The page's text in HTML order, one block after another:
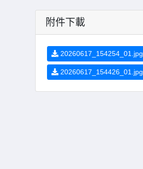
附件下載
20260617_154254_01.jpg
20260617_154426_01.jpg